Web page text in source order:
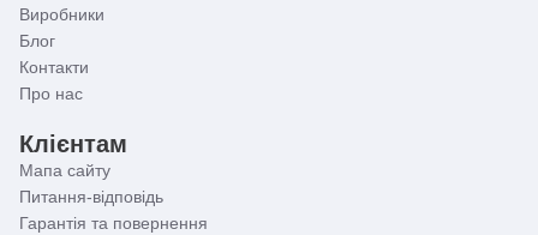
Виробники
Блог
Контакти
Про нас
Клієнтам
Мапа сайту
Питання-відповідь
Гарантія та повернення